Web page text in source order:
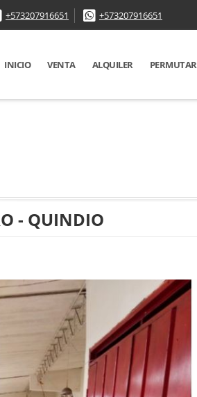
+573207916651 +573207916651
INICIO VENTA ALQUILER PERMUTAR
- QUINDIO